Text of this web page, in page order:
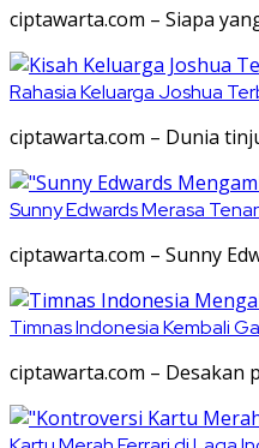
ciptawarta.com – Siapa
Rahasia Keluarga Joshua
ciptawarta.com – Dunia
Sunny Edwards Merasa
ciptawarta.com – Sunny
Timnas Indonesia Kembali
ciptawarta.com –